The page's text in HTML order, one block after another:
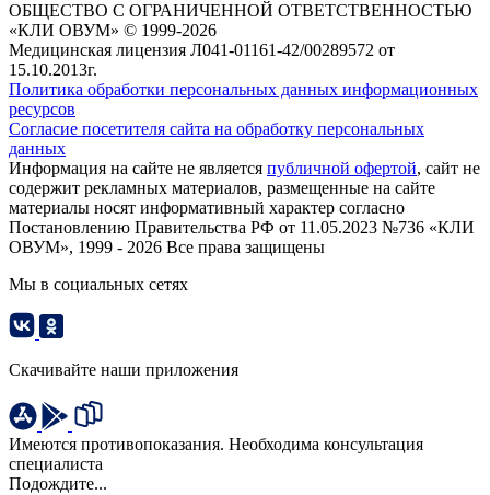
ОБЩЕСТВО С ОГРАНИЧЕННОЙ ОТВЕТСТВЕННОСТЬЮ
«КЛИ ОВУМ» © 1999-2026
Медицинская лицензия Л041-01161-42/00289572 от
15.10.2013г.
Политика обработки персональных данных информационных
ресурсов
Согласие посетителя сайта на обработку персональных
данных
Информация на сайте не является публичной офертой, сайт не
содержит рекламных материалов, размещенные на сайте
материалы носят информативный характер согласно
Постановлению Правительства РФ от 11.05.2023 №736 «КЛИ
ОВУМ», 1999 - 2026 Все права защищены
Мы в социальных сетях
Скачивайте наши приложения
Имеются противопоказания. Необходима консультация
специалиста
Подождите...